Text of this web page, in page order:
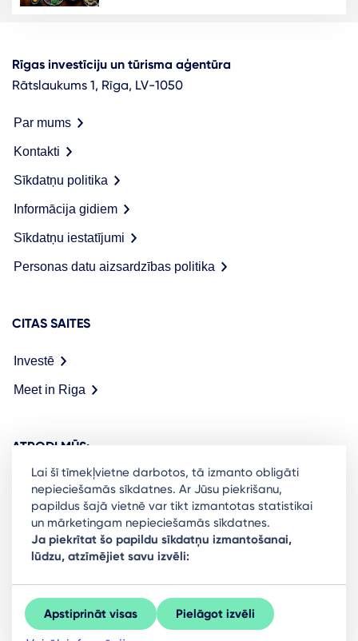
Rīgas investīciju un tūrisma aģentūra
Rātslaukums 1, Rīga, LV-1050
Par mums
Kontakti
Sīkdatņu politika
Informācija gidiem
Sīkdatņu iestatījumi
Personas datu aizsardzības politika
CITAS SAITES
Investē
Meet in Riga
ATRODI MŪS:
Ready to stay in the loop on Rigas business
community? Subscribe to our newsletter.
Sign Up
Lai šī tīmekļvietne darbotos, tā izmanto obligāti
nepieciešamās sīkdatnes. Ar Jūsu piekrišanu,
papildus šajā vietnē var tikt izmantotas statistikai
un mārketingam nepieciešamās sīkdatnes.
Ja piekrītat šo papildu sīkdatņu izmantošanai,
lūdzu, atzīmējiet savu izvēli:
Apstiprināt visas Pielāgot izvēli